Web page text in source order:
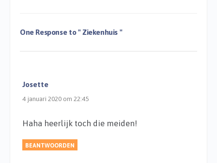
One Response to" Ziekenhuis "
Josette
4 januari 2020 om 22:45
Haha heerlijk toch die meiden!
BEANTWOORDEN